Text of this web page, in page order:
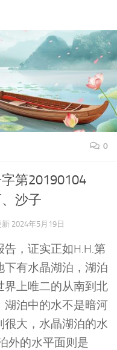
0
第20190104
沙子
新 2024年5月19日
，证实正如H.H.第
有水晶湖泊，湖泊
界上唯二的从南到北
湖泊中的水不是暗河
很大，水晶湖泊的水
外的水平面则是